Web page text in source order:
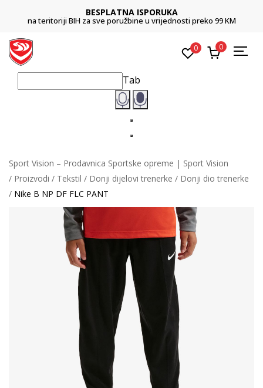
BESPLATNA ISPORUKA
na teritoriji BIH za sve poružbine u vrijednosti preko 99 KM
0 0
Tab
Sport Vision – Prodavnica Sportske opreme | Sport Vision
Proizvodi
Tekstil Donji dijelovi trenerke
Donji dio trenerke
Nike B NP DF FLC PANT